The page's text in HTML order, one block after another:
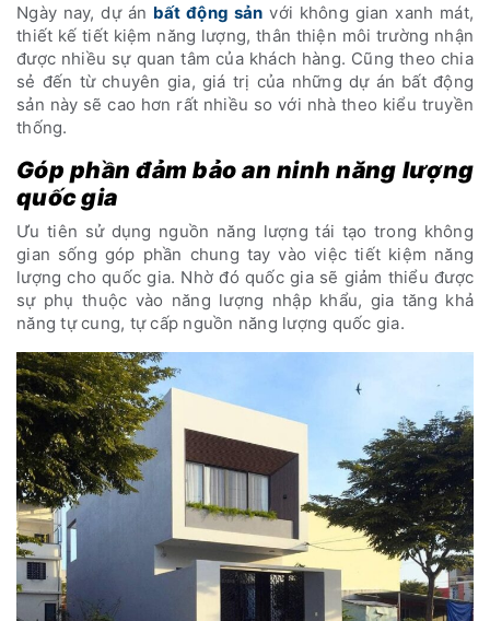
Ngày nay, dự án bất động sản với không gian xanh mát,
thiết kế tiết kiệm năng lượng, thân thiện môi trường nhận
được nhiều sự quan tâm của khách hàng. Cũng theo chia
sẻ đến từ chuyên gia, giá trị của những dự án bất động
sản này sẽ cao hơn rất nhiều so với nhà theo kiểu truyền
thống.
Góp phần đảm bảo an ninh năng lượng
quốc gia
Ưu tiên sử dụng nguồn năng lượng tái tạo trong không
gian sống góp phần chung tay vào việc tiết kiệm năng
lượng cho quốc gia. Nhờ đó quốc gia sẽ giảm thiểu được
sự phụ thuộc vào năng lượng nhập khẩu, gia tăng khả
năng tự cung, tự cấp nguồn năng lượng quốc gia.